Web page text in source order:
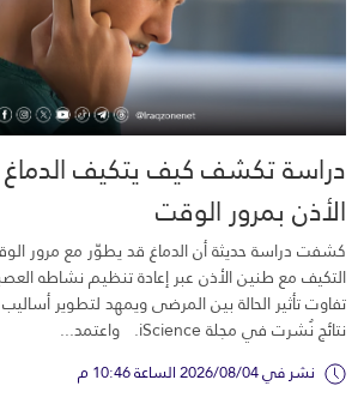
دراسة تكشف كيف يتكيف
الأذن بمرور الوقت
كشفت دراسة حديثة أن الدماغ قد يطوّر مع مرور
التكيف مع طنين الأذن عبر إعادة تنظيم نشاطه
تفاوت تأثير الحالة بين المرضى ويمهد لتطوير
نتائج نُشرت في مجلة iScience. واعتمد...
نشر في 2026/08/04 الساعة 10:46 م